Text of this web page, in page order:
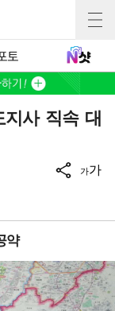
토
사 직속 대
가가
약